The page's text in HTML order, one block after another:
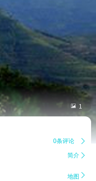
 1
0条评论 
简介 
地图 